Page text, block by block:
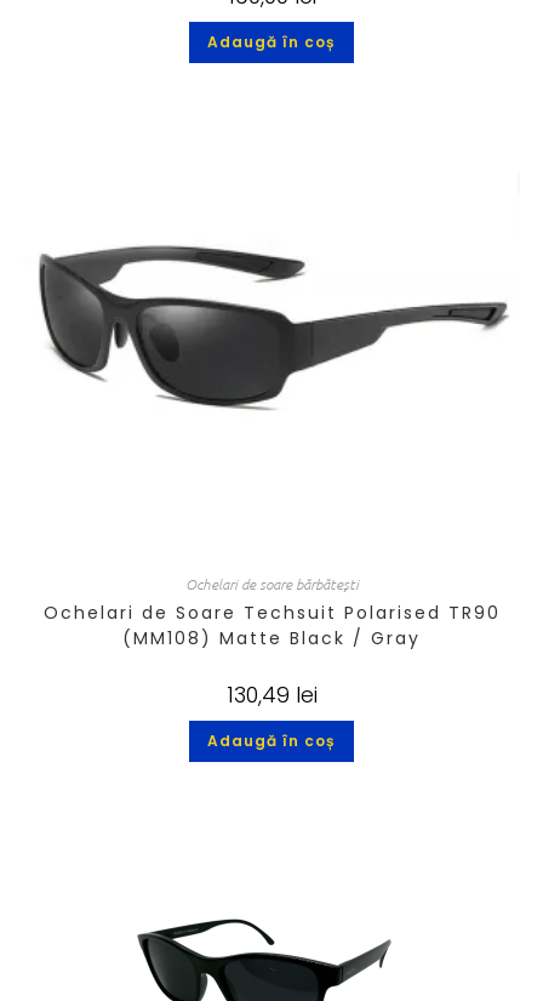
Adaugă în coș
Ochelari de soare bărbătești
Ochelari de Soare Techsuit Polarised TR90
(MM108) Matte Black / Gray
130,49 lei
Adaugă în coș